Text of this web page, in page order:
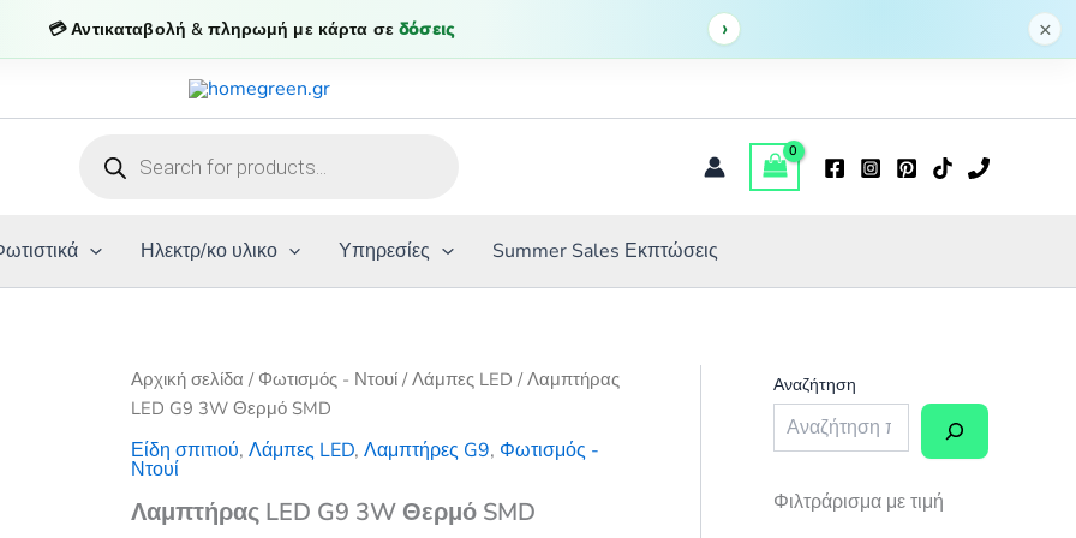
💳 Αντικαταβολή & πληρωμή με κάρτα σεδόσεις › ×
search
Ηλεκτρ/κο υλικο Υπηρεσίες Summer Sales Εκπτώσεις
Αρχική σελίδα / Φωτισμός - Ντουί /Λάμπες LED / Λαμπτήρας
LED G9 3W Θερμό SMD
Είδη σπιτιού,Λάμπες LED,Λαμπτήρες G9, Φωτισμός -
Ντουί
Λαμπτήρας LED G9 3W Θερμό SMD
Αναζήτηση
Φιλτράρισμα με τιμή